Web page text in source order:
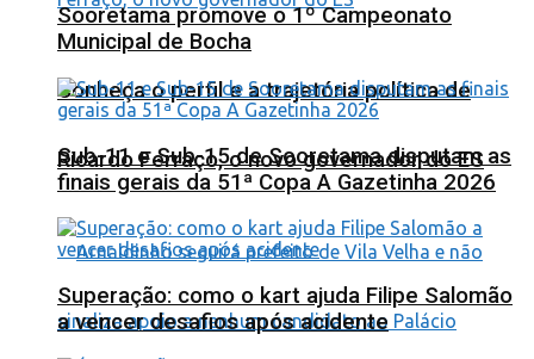
Conheça o perfil e a trajetória política de
Ricardo Ferraço, o novo governador do ES
Sooretama promove o 1º Campeonato
Municipal de Bocha
Sub-11 e Sub-15 de Sooretama disputam as
finais gerais da 51ª Copa A Gazetinha 2026
Superação: como o kart ajuda Filipe Salomão
a vencer desafios após acidente